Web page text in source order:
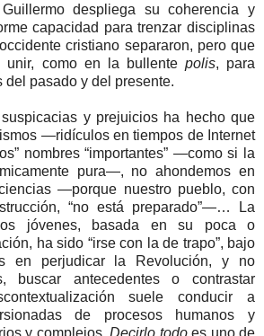
Guillermo despliega su coherencia y
capacidad para trenzar disciplinas
cristiano separaron, pero que
unir, como en la bullente polis, para
del pasado y del presente.
y prejuicios ha hecho que
—ridículos en tiempos de Internet
nombres “importantes” —como si la
pura—, no ahondemos en
—porque nuestro pueblo, con
“no está preparado”—… La
jóvenes, basada en su poca o
ha sido “irse con la de trapo”, bajo
en perjudicar la Revolución, y no
buscar antecedentes o contrastar
suele conducir a
de procesos humanos y
y complejos. Decirlo todoes uno de